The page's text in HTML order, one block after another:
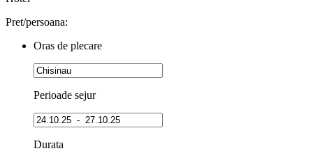
Pret/persoana:
Oras de plecare
Perioade sejur
Durata